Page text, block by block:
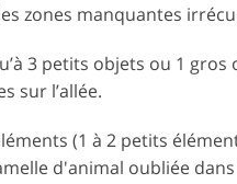
zones manquantes
3 petits objets ou 1
sur l’allée.
(1 à 2 petits
d'animal oubliée